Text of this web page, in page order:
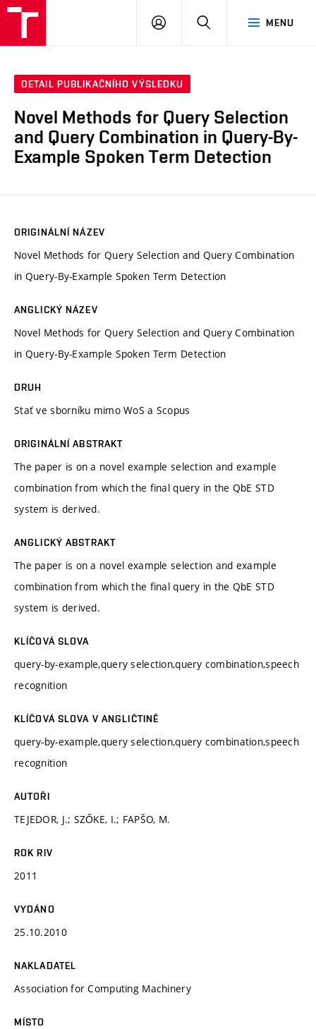
MENU
PŘIHLÁSIT
DETAIL PUBLIKAČNÍHO VÝSLEDKU
Novel Methods for Query Selection
and Query Combination in Query-By-
Example Spoken Term Detection
ORIGINÁLNÍ NÁZEV
Novel Methods for Query Selection and Query Combination
in Query-By-Example Spoken Term Detection
ANGLICKÝ NÁZEV
Novel Methods for Query Selection and Query Combination
in Query-By-Example Spoken Term Detection
DRUH
Stať ve sborníku mimo WoS a Scopus
ORIGINÁLNÍ ABSTRAKT
The paper is on a novel example selection and example
combination from which the final query in the QbE STD
system is derived.
ANGLICKÝ ABSTRAKT
The paper is on a novel example selection and example
combination from which the final query in the QbE STD
system is derived.
KLÍČOVÁ SLOVA
query-by-example,query selection,query combination,speech
recognition
KLÍČOVÁ SLOVA V ANGLIČTINĚ
query-by-example,query selection,query combination,speech
recognition
AUTOŘI
TEJEDOR, J.; SZŐKE, I.; FAPŠO, M.
ROK RIV
2011
VYDÁNO
25.10.2010
NAKLADATEL
Association for Computing Machinery
MÍSTO